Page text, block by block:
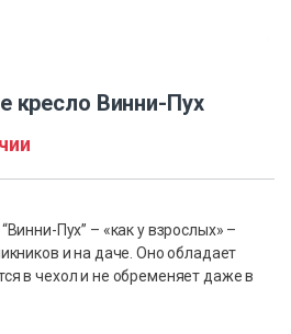
кресло Винни-Пух
Пух” – «как у взрослых» –
и на даче. Оно обладает
в чехол и не обременяет даже в